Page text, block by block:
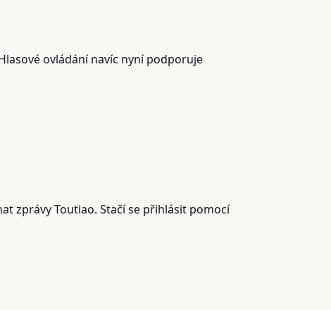
ovládání navíc nyní podporuje
zprávy Toutiao. Stačí se přihlásit pomocí